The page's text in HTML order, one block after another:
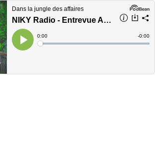
Dans la jungle des affaires
NIKY Radio - Entrevue André Marcoux - Eranum 2020-02-07
Play
Current
Time
0:00
Loaded:
Time
-0:00